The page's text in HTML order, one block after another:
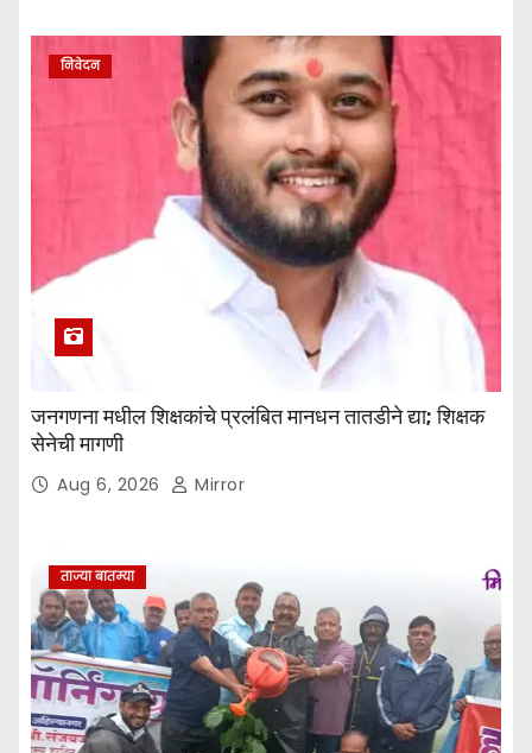
निवेदन
जनगणना मधील शिक्षकांचे प्रलंबित मानधन तातडीने द्या; शिक्षक
सेनेची मागणी
Aug 6, 2026 Mirror
ताज्या बातम्या